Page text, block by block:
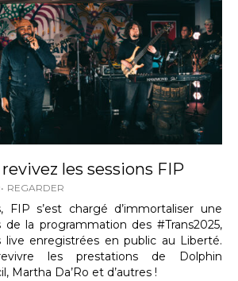
les sessions FIP
REGARDER
FIP s’est chargé d’immortaliser une
la programmation des #Trans2025,
live enregistrées en public au Liberté.
les prestations de Dolphin
Martha Da’Ro et d’autres !